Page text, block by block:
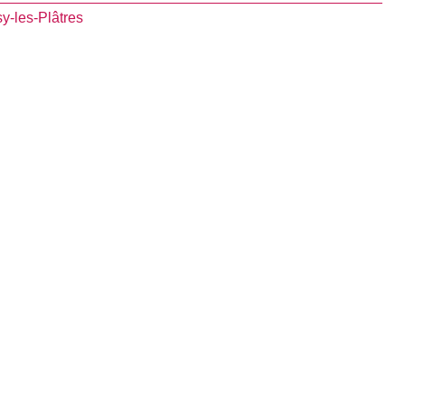
les-Plâtres